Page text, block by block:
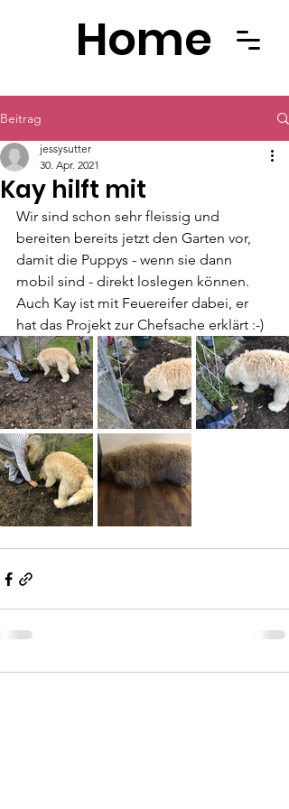
Home
Beitrag
Kay hilft mit
jessysutter
30. Apr. 2021
Wir sind schon sehr fleissig und
bereiten bereits jetzt den Garten vor,
damit die Puppys - wenn sie dann
mobil sind - direkt loslegen können.
Auch Kay ist mit Feuereifer dabei, er
hat das Projekt zur Chefsache erklärt :-)